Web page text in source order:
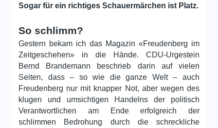
Sogar für ein richtiges Schauermärchen ist Platz.
So schlimm?
Gestern bekam ich das Magazin «Freudenberg im
Zeitgeschehen» in die Hände. CDU-Urgestein
Bernd Brandemann beschrieb darin auf vielen
Seiten, dass – so wie die ganze Welt – auch
Freudenberg nur mit knapper Not, aber wegen des
klugen und umsichtigen Handelns der politisch
Verantwortlichen am Ende erfolgreich der
schlimmen Bedrohung durch die schreckliche